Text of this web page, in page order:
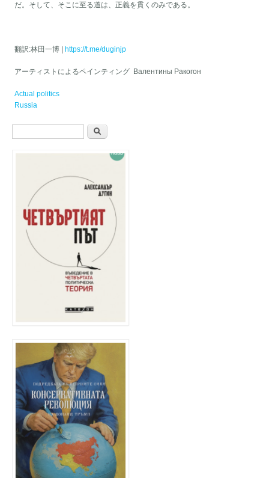
だ。そして、そこに至る道は、正義を貫くのみである。
翻訳:林田一博 | https://t.me/duginjp
アーティストによるペインティング Валентины Ракогон
Actual politics
Russia
Форма за търсене